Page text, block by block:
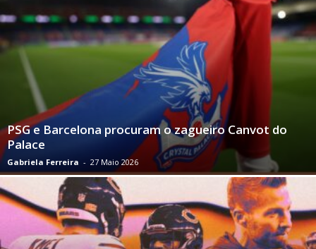
PSG e Barcelona procuram o zagueiro Canvot do
Palace
Gabriela Ferreira - 27 Maio 2026